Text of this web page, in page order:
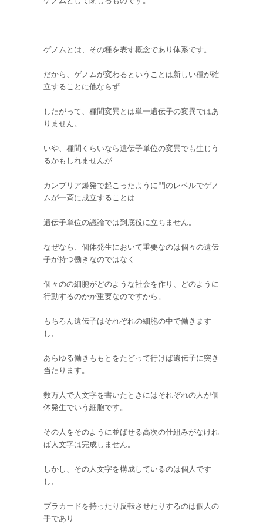
ゲノムとは、その種を表す概念であり体系です。
だから、ゲノムが変わるということは新しい種が確
立することに他ならず
したがって、種間変異とは単一遺伝子の変異ではあ
りません。
いや、種間くらいなら遺伝子単位の変異でも生じう
るかもしれませんが
カンブリア爆発で起こったように門のレベルでゲノ
ムが一斉に成立することは
遺伝子単位の議論では到底役に立ちません。
なぜなら、個体発生において重要なのは個々の遺伝
子が持つ働きなのではなく
個々のの細胞がどのような社会を作り、どのように
行動するのかが重要なのですから。
もちろん遺伝子はそれぞれの細胞の中で働きます
し、
あらゆる働きももとをたどって行けば遺伝子に突き
当たります。
数万人で人文字を書いたときにはそれぞれの人が個
体発生でいう細胞です。
その人をそのように並ばせる高次の仕組みがなけれ
ば人文字は完成しません。
しかし、その人文字を構成しているのは個人です
し、
プラカードを持ったり反転させたりするのは個人の
手であり